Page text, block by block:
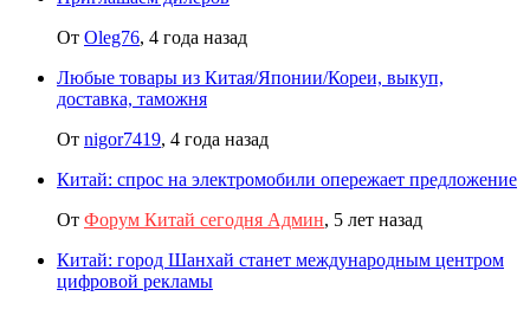
От Oleg76, 4 года назад
Любые товары из Китая/Японии/Кореи, выкуп,
доставка, таможня
От nigor7419, 4 года назад
Китай: спрос на электромобили опережает предложение
От Форум Китай сегодня Админ, 5 лет назад
Китай: город Шанхай станет международным центром
цифровой рекламы